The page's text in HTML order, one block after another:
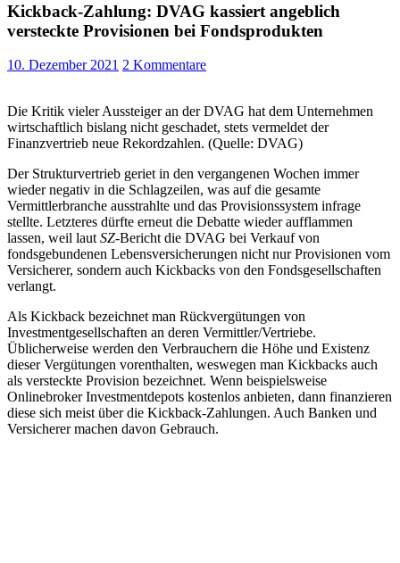
Kickback-Zahlung: DVAG kassiert angeblich
versteckte Provisionen bei Fondsprodukten
10. Dezember 2021 2 Kommentare
Die Kritik vieler Aussteiger an der DVAG hat dem Unternehmen
wirtschaftlich bislang nicht geschadet, stets vermeldet der
Finanzvertrieb neue Rekordzahlen. (Quelle: DVAG)
Der Strukturvertrieb geriet in den vergangenen Wochen immer
wieder negativ in die Schlagzeilen, was auf die gesamte
Vermittlerbranche ausstrahlte und das Provisionssystem infrage
stellte. Letzteres dürfte erneut die Debatte wieder aufflammen
lassen, weil lautSZ-Bericht die DVAG bei Verkauf von
fondsgebundenen Lebensversicherungen nicht nur Provisionen vom
Versicherer, sondern auch Kickbacks von den Fondsgesellschaften
verlangt.
Als Kickback bezeichnet man Rückvergütungen von
Investmentgesellschaften an deren Vermittler/Vertriebe.
Üblicherweise werden den Verbrauchern die Höhe und Existenz
dieser Vergütungen vorenthalten, weswegen man Kickbacks auch
als versteckte Provision bezeichnet. Wenn beispielsweise
Onlinebroker Investmentdepots kostenlos anbieten, dann finanzieren
diese sich meist über die Kickback-Zahlungen. Auch Banken und
Versicherer machen davon Gebrauch.